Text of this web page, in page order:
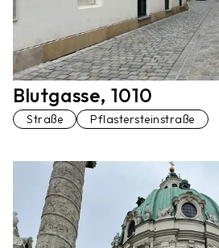
Blutgasse, 1010
Straße Pflastersteinstraße